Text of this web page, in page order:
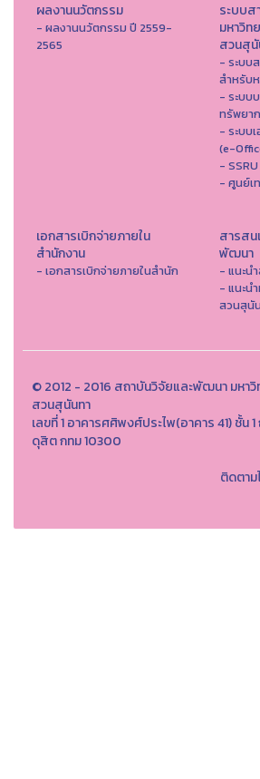
ผลงานนวัตกรรม
- ผลงานนวัตกรรม ปี 2559-
2565
ระบบส
มหาวิท
สวนสุนั
- ระบบ
สำหรับ
- ระบบ
ทรัพยา
- ระบบ
(e-
-
- ศูนย์เ
เอกสารเบิกจ่ายภายใน
สำนักงาน
- เอกสารเบิกจ่ายภายในสำนัก
สารสน
พัฒนา
- แนะน
- แนะน
สวนสุนั
© 2012 - 2016 สถาบันวิจัยและพัฒนา มหา
สวนสุนันทา
เลขที่ 1 อาคารศศิพงศ์ประไพ(อาคาร 41) ชั้น
ดุสิต กทม 10300
ติดตาม